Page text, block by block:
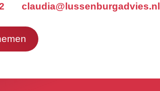
claudia@lussenburgadvies.nl